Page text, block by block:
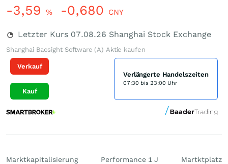
-3,59 % -0,680 CNY
Letzter Kurs 07.08.26 Shanghai Stock Exchange
Shanghai Baosight Software (A) Aktie kaufen
Verkauf
Kauf
Verlängerte Handelszeiten
07:30 bis 23:00 Uhr
Marktkapitalisierung Performance 1 J Martktplatz